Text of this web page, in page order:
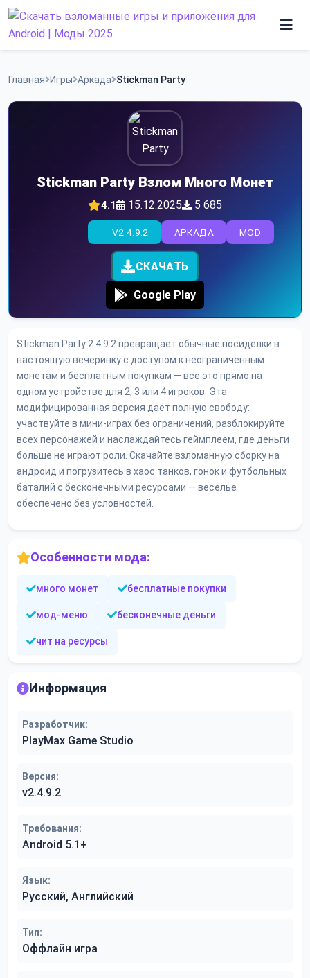
Skip
Программы
Главная Игры Аркада Stickman Party
Stickman Party Взлом Много Монет
4.1 15.12.2025 5 685
MOD
АРКАДА
V2.4.9.2
СКАЧАТЬ
Google Play
Stickman Party 2.4.9.2 превращает обычные посиделки в
настоящую вечеринку с доступом к неограниченным
монетам и бесплатным покупкам — всё это прямо на
одном устройстве для 2, 3 или 4 игроков. Эта
модифицированная версия даёт полную свободу:
участвуйте в мини-играх без ограничений, разблокируйте
всех персонажей и наслаждайтесь геймплеем, где деньги
больше не играют роли. Скачайте взломанную сборку на
андроид и погрузитесь в хаос танков, гонок и футбольных
баталий с бесконечными ресурсами — веселье
обеспечено без условностей.
Особенности мода:
много монет бесплатные покупки
мод-меню бесконечные деньги
чит на ресурсы
Информация
Разработчик:
PlayMax Game Studio
Версия:
v2.4.9.2
Требования:
Android 5.1+
Язык:
Русский, Английский
Тип:
Оффлайн игра